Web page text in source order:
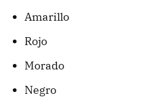
Amarillo
Rojo
Morado
Negro